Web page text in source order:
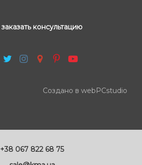
заказать консультацию
Создано в webPCstudio
+38 067 822 68 75